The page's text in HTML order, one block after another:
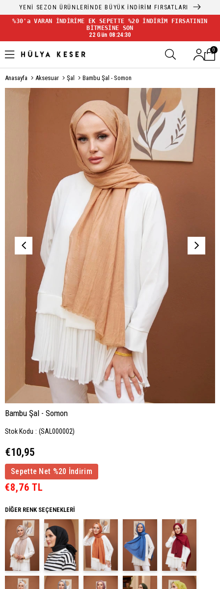
YENİ SEZON ÜRÜNLERİNDE BÜYÜK İNDİRİM FIRSATLARI
%30'a VARAN İNDİRİME EK SEPETTE %20 İNDİRİM FIRSATININ
BİTMESİNE SON
22 Gün 08:24:30
0
Anasayfa Aksesuar Şal Bambu Şal - Somon
Bambu Şal - Somon
Stok Kodu (SAL000002)
€10,95
Sepette Net %20 İndirim
€8,76 TL
DIĞER RENK SEÇENEKLERI